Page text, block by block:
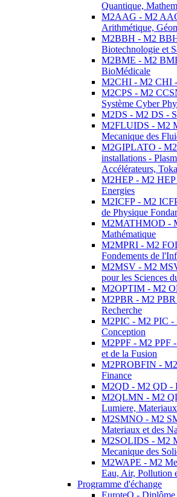
Quantique,
M2AAG - M2
Arithmétique,
M2BBH - M2
Biotechnologie et
M2BME - M2
BioMédicale
M2CHI - M2 CHI -
M2CPS - M2
Système Cyber
M2DS - M2 DS -
M2FLUIDS - M2
Mecanique des
M2GIPLATO -
installations -
Accélérateurs,
M2HEP - M2 HEP
Energies
M2ICFP - M2
de Physique
M2MATHMOD -
Mathématique
M2MPRI - M2
Fondements de
M2MSV - M2
pour les Sciences
M2OPTIM - M2
M2PBR - M2 PBR
Recherche
M2PIC - M2 PIC -
Conception
M2PPF - M2 PPF -
et de la Fusion
M2PROBFIN -
Finance
M2QD - M2 QD -
M2QLMN - M2
Lumiere,
M2SMNO - M2
Materiaux et des
M2SOLIDS - M2
Mecanique des
M2WAPE - M2
Eau, Air, Pollution
Programme d'échange
EuroteQ - Diplôme